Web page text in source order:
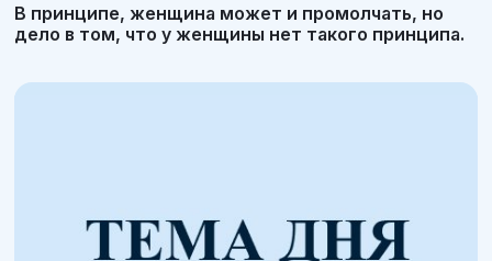
В принципе, женщина может и промолчать, но
дело в том, что у женщины нет такого принципа.